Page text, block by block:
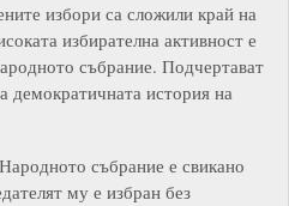
избори са сложили край на
избирателна активност е
събрание. Подчертават
демократичната история на
Народното събрание е свикано
му е избран без